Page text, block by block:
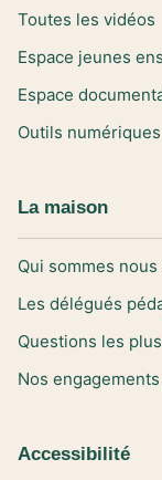
Toutes les vidéos
Espace jeunes
Espace
Outils numériques
La maison
Qui sommes nous
Les délégués
Questions les
Nos
Accessibilité